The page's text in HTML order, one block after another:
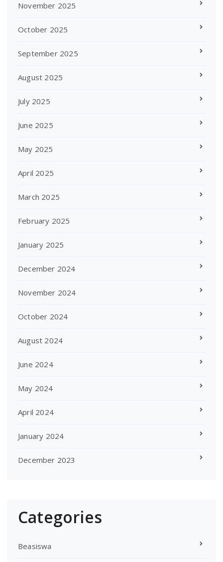
November 2025
October 2025
September 2025
August 2025
July 2025
June 2025
May 2025
April 2025
March 2025
February 2025
January 2025
December 2024
November 2024
October 2024
August 2024
June 2024
May 2024
April 2024
January 2024
December 2023
Categories
Beasiswa